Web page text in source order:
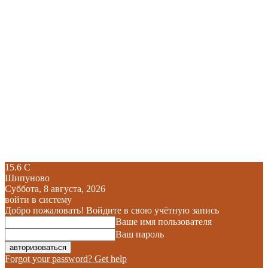
15.6 C
Шипуново
Суббота, 8 августа, 2026
войти в систему
Добро пожаловать! Войдите в свою учётную запись
Ваше имя пользователя
Ваш пароль
Forgot your password? Get help